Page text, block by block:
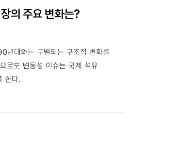
의 주요 변화는?
대와는 구별되는 구조적 변화를
로도 변동성 이슈는 국제 석유
한다.